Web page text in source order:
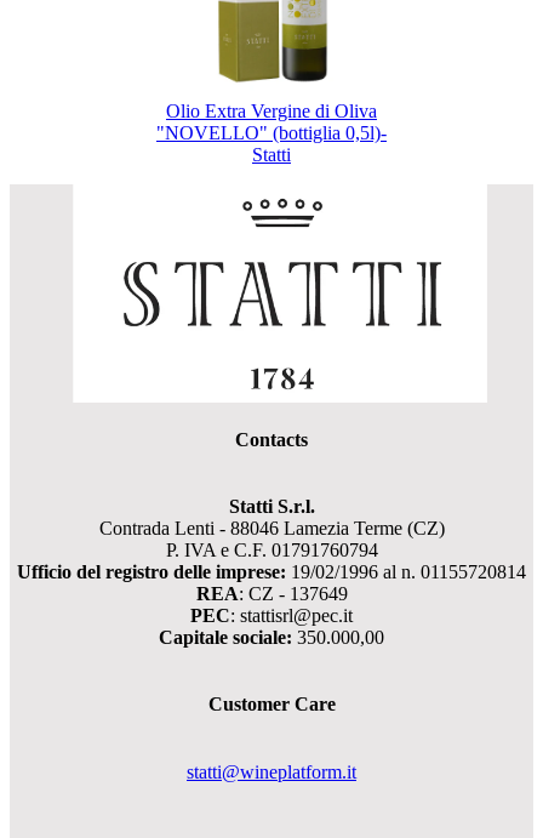
Olio Extra Vergine di Oliva
"NOVELLO" (bottiglia 0,5l)-
Statti
Contacts
Statti S.r.l.
Contrada Lenti - 88046 Lamezia Terme (CZ)
P. IVA e C.F. 01791760794
Ufficio del registro delle imprese: 19/02/1996 al n. 01155720814
REA: CZ - 137649
PEC: stattisrl@pec.it
Capitale sociale: 350.000,00
Customer Care
statti@wineplatform.it